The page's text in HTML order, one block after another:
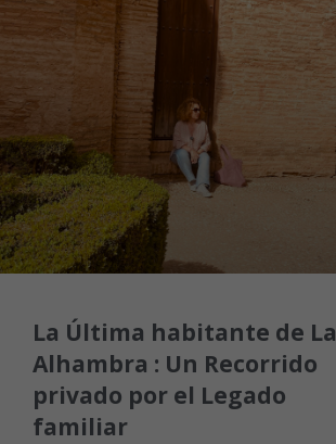
La Última habitante de La
Alhambra : Un Recorrido
privado por el Legado
familiar